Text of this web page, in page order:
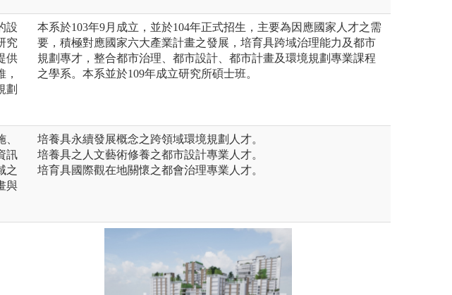
設
究
供
劃
本系於103年9月成立，並於104年正式招生，主要為因應國家人才之需
要，積極對應國家六大產業計畫之發展，培育具跨域治理能力及都市
規劃專才，整合都市治理、都市設計、都市計畫及環境規劃專業課程
之學系。本系並於109年成立研究所碩士班。
訊
之
與
培養具永續發展概念之跨領域環境規劃人才。
培養具之人文藝術修養之都市設計專業人才。
培育具國際觀在地關懷之都會治理專業人才。